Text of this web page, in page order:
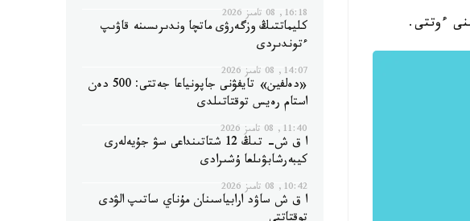
16:18, 08 تامىز 2026
كليماتتىڭ وزگەرۋى ماتچا وندىرىسىنە قاۋىپ
ءتوندىردى
14:07, 08 تامىز 2026
«دەلفين» تايفۋنى جاپونياعا جەتتى: 500 دەن
استام رەيس توقتاتىلدى
11:40, 08 تامىز 2026
ا ق ش- تىڭ 12 شتاتىنداعى سۋ جۇيەلەرى
كيبەرشابۋىلعا ۇشىرادى
10:42, 08 تامىز 2026
ا ق ش ساۋد ارابياسىنان مۇناي ساتىپ الۋدى